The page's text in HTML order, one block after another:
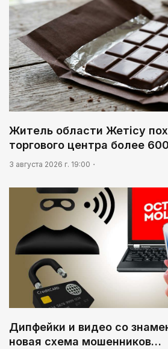
Житель области Жетісу
торгового центра более
3 августа 2026 г. 19:00
Дипфейки и видео со
новая схема мошенников…